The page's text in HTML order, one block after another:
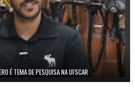
É TEMA DE PESQUISA NA UFSCAR